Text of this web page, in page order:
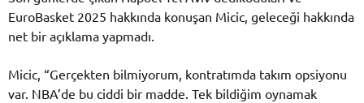
EuroBasket 2025 hakkında konuşan Micic, geleceği hakkında
net bir açıklama yapmadı.
Micic, “Gerçekten bilmiyorum, kontratımda takım opsiyonu
var. NBA’de bu ciddi bir madde. Tek bildiğim oynamak